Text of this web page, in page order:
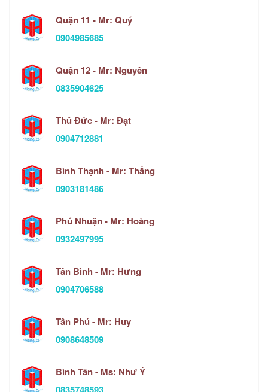
Quận 11 - Mr: Quý
0904985685
Quận 12 - Mr: Nguyên
0835904625
Thủ Đức - Mr: Đạt
0904712881
Bình Thạnh - Mr: Thắng
0903181486
Phú Nhuận - Mr: Hoàng
0932497995
Tân Bình - Mr: Hưng
0904706588
Tân Phú - Mr: Huy
0908648509
Bình Tân - Ms: Như Ý